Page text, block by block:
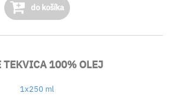
do košíka
TEKVICA 100% OLEJ
1x250 ml